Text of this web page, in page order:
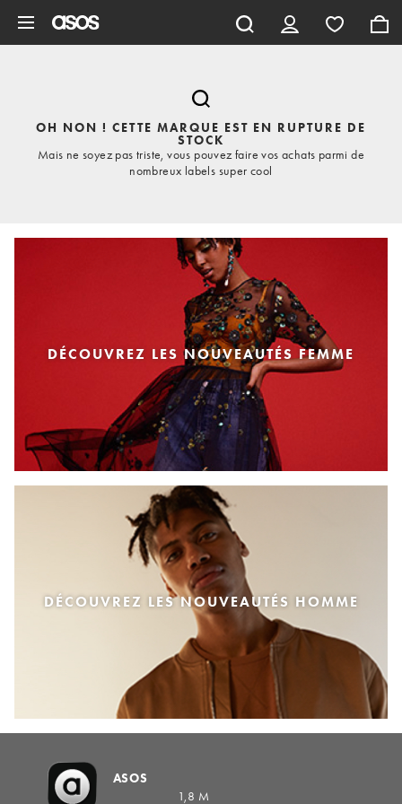
OH NON ! CETTE MARQUE EST EN RUPTURE DE
STOCK
Mais ne soyez pas triste, vous pouvez faire vos achats parmi de
nombreux labels super cool
DÉCOUVREZ LES NOUVEAUTÉS FEMME
DÉCOUVREZ LES NOUVEAUTÉS HOMME
ASOS
1,8 M